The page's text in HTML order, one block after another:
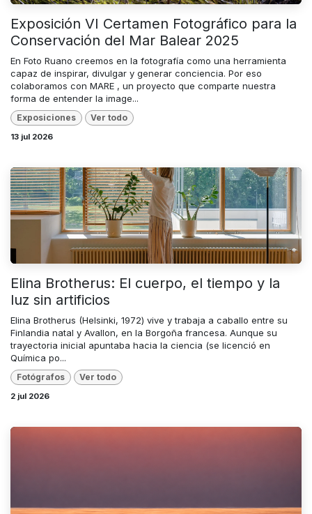
Exposición VI Certamen Fotográfico para la
Conservación del Mar Balear 2025
En Foto Ruano creemos en la fotografía como una herramienta
capaz de inspirar, divulgar y generar conciencia. Por eso
colaboramos con MARE , un proyecto que comparte nuestra
forma de entender la image...
Exposiciones Ver todo
13 jul 2026
Elina Brotherus: El cuerpo, el tiempo y la
luz sin artificios
Elina Brotherus (Helsinki, 1972) vive y trabaja a caballo entre su
Finlandia natal y Avallon, en la Borgoña francesa. Aunque su
trayectoria inicial apuntaba hacia la ciencia (se licenció en
Química po...
Fotógrafos Ver todo
2 jul 2026